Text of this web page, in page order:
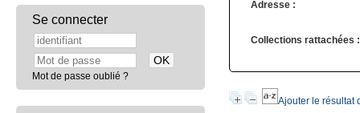
Adresse :
Collections rattachées :
Ajouter le résultat
Se connecter
Mot de passe oublié ?